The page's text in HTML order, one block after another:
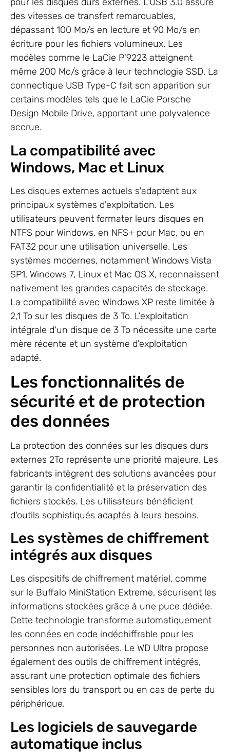
des vitesses de transfert remarquables,
dépassant 100 Mo/s en lecture et 90 Mo/s en
écriture pour les fichiers volumineux. Les
modèles comme le LaCie P'9223 atteignent
même 200 Mo/s grâce à leur technologie SSD. La
connectique USB Type-C fait son apparition sur
certains modèles tels que le LaCie Porsche
Design Mobile Drive, apportant une polyvalence
accrue.
La compatibilité avec
Windows, Mac et Linux
Les disques externes actuels s'adaptent aux
principaux systèmes d'exploitation. Les
utilisateurs peuvent formater leurs disques en
NTFS pour Windows, en NFS+ pour Mac, ou en
FAT32 pour une utilisation universelle. Les
systèmes modernes, notamment Windows Vista
SP1, Windows 7, Linux et Mac OS X, reconnaissent
nativement les grandes capacités de stockage.
La compatibilité avec Windows XP reste limitée à
2,1 To sur les disques de 3 To. L'exploitation
intégrale d'un disque de 3 To nécessite une carte
mère récente et un système d'exploitation
adapté.
Les fonctionnalités de
sécurité et de protection
des données
La protection des données sur les disques durs
externes 2To représente une priorité majeure. Les
fabricants intègrent des solutions avancées pour
garantir la confidentialité et la préservation des
fichiers stockés. Les utilisateurs bénéficient
d'outils sophistiqués adaptés à leurs besoins.
Les systèmes de chiffrement
intégrés aux disques
Les dispositifs de chiffrement matériel, comme
sur le Buffalo MiniStation Extreme, sécurisent les
informations stockées grâce à une puce dédiée.
Cette technologie transforme automatiquement
les données en code indéchiffrable pour les
personnes non autorisées. Le WD Ultra propose
également des outils de chiffrement intégrés,
assurant une protection optimale des fichiers
sensibles lors du transport ou en cas de perte du
périphérique.
Les logiciels de sauvegarde
automatique inclus